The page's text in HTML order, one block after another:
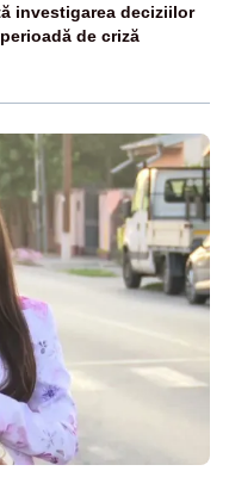
investigarea deciziilor
de criză